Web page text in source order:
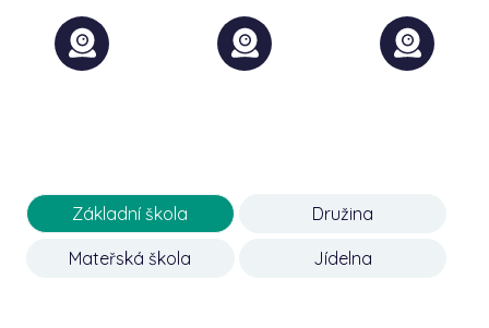
Základní škola Družina
Mateřská škola Jídelna